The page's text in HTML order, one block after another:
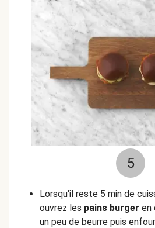
5
Lorsqu'il reste 5 min de
ouvrez les pains burger en
un peu de beurre puis